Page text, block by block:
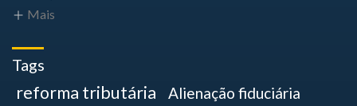
Mais
Tags
reforma tributária
Alienação fiduciária